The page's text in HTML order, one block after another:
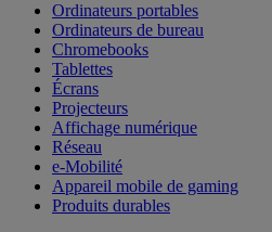
Ordinateurs portables
Ordinateurs de bureau
Chromebooks
Tablettes
Écrans
Projecteurs
Affichage numérique
Réseau
e-Mobilité
Appareil mobile de gaming
Produits durables